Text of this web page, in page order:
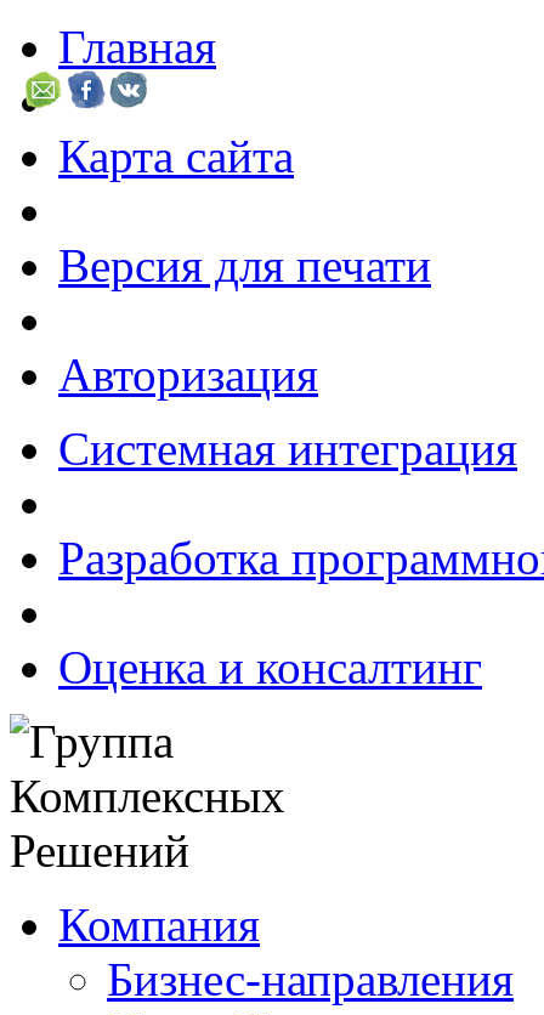
Главная
Карта сайта
Версия для печати
Авторизация
Системная интеграция
Разработка
Оценка и консалтинг
Компания
Бизнес-направления